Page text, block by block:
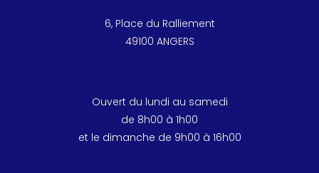
6, Place du Ralliement
49100 ANGERS
Ouvert du lundi au samedi
de 8h00 à 1h00
et le dimanche de 9h00 à 16h00